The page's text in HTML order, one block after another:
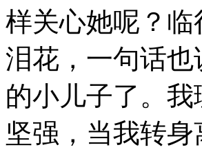
样关心她呢？
泪花，一句话
的小儿子了。
坚强，当我转